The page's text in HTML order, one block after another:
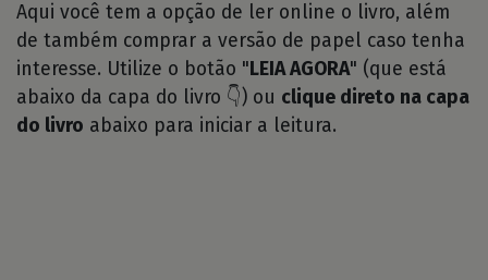
Aqui você tem a opção de ler online o livro, além
de também comprar a versão de papel caso tenha
interesse. Utilize o botão " LEIA AGORA" (que está
abaixo da capa do livro 👇) ou clique direto na capa
do livro abaixo para iniciar a leitura.